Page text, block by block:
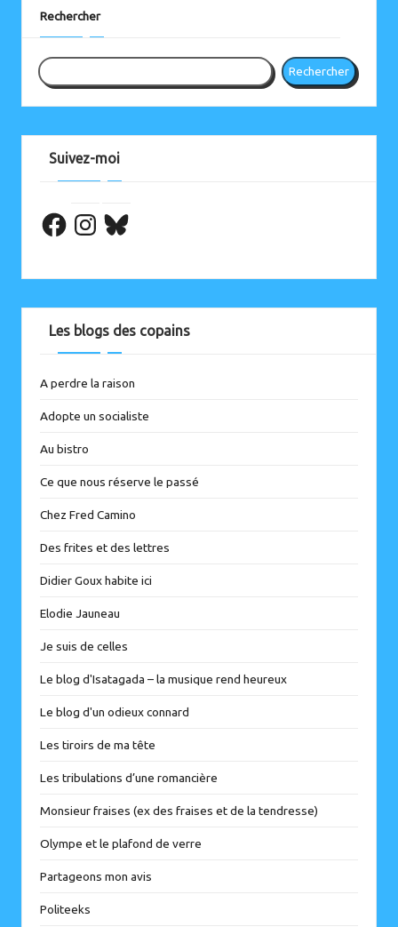
Rechercher
Rechercher
Suivez-moi
Facebook
Les blogs des copains
A perdre la raison
Adopte un socialiste
Au bistro
Ce que nous réserve le passé
Chez Fred Camino
Des frites et des lettres
Didier Goux habite ici
Elodie Jauneau
Je suis de celles
Le blog d'Isatagada – la musique rend heureux
Le blog d'un odieux connard
Les tiroirs de ma tête
Les tribulations d’une romancière
Monsieur fraises (ex des fraises et de la tendresse)
Olympe et le plafond de verre
Partageons mon avis
Politeeks